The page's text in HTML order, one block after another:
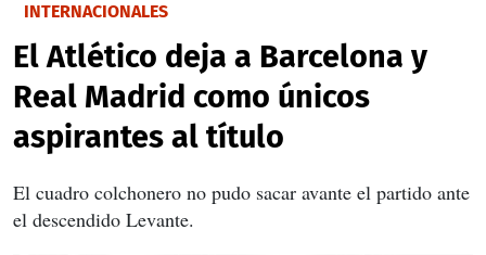
INTERNACIONALES
El Atlético deja a Barcelona y
Real Madrid como únicos
aspirantes al título
El cuadro colchonero no pudo sacar avante el partido ante
el descendido Levante.